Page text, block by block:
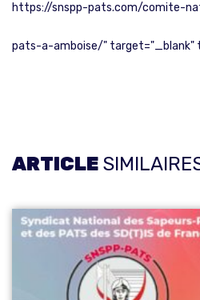
https://snspp-pats.com/comite-
pats-a-amboise/" target="_blank"
ARTICLE